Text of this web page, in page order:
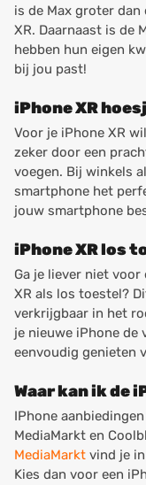
is de Max groter dan
XR. Daarnaast is de
hebben hun eigen
bij jou past!
iPhone XR
Voor je iPhone XR
zeker door een
voegen. Bij winkels
smartphone het
jouw smartphone
iPhone XR los
Ga je liever niet
XR als los toestel?
verkrijgbaar in het
je nieuwe iPhone de
eenvoudig genieten
Waar kan ik de
IPhone
MediaMarkt en
MediaMarkt vind je
Kies dan voor een